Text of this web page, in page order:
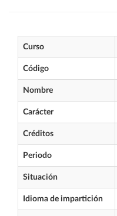
Curso
Código
Nombre
Carácter
Créditos
Periodo
Situación
Idioma de impartición